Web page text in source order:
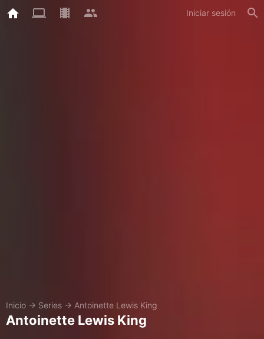
Iniciar sesión
Inicio → Series → Antoinette Lewis King
Antoinette Lewis King